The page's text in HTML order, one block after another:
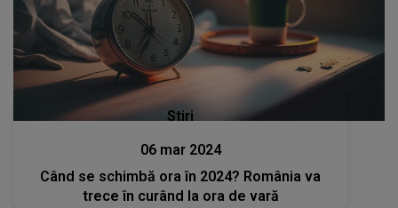
Stiri
06 mar 2024
Când se schimbă ora în 2024? România va
trece în curând la ora de vară